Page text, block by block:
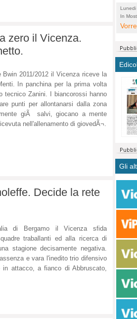
zero il Vicenza.
Bwin 2011/2012 il Vicenza riceve la
In panchina per la prima volta
tecnico Zanini. I biancorossi hanno
punti per allontanarsi dalla zona
giÃ salvi, giocano a mente
nell'allenamento di giovedÃ¬.
Decide la rete
di Bergamo il Vicenza sfida
traballanti ed alla ricerca di
stagione decisamente negativa.
e vara l'inedito trio difensivo
in attacco, a fianco di Abbruscato,
sono
(non
dal
Ora
la
ma
pace
fatto
la
a
dei
città,
In
di
e
alta
Gli